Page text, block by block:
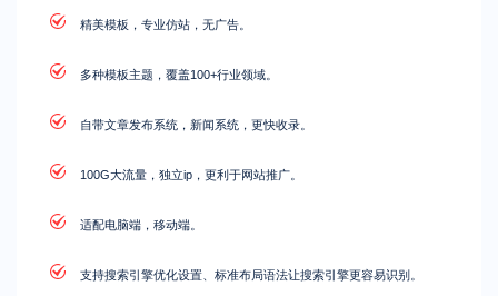
精美模板，专业仿站，无广告。
多种模板主题，覆盖100+行业领域。
自带文章发布系统，新闻系统，更快收录。
100G大流量，独立ip，更利于网站推广。
适配电脑端，移动端。
支持搜索引擎优化设置、标准布局语法让搜索引擎更容易识别。